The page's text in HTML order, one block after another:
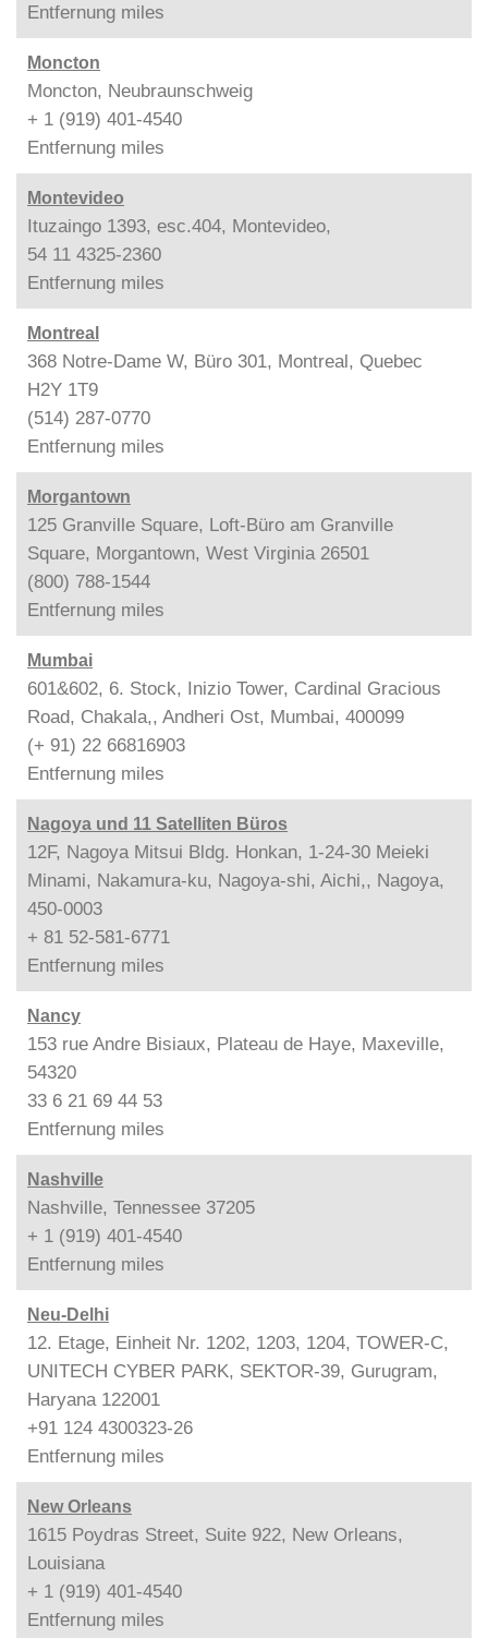
Entfernung miles
Moncton
Moncton, Neubraunschweig
+ 1 (919) 401-4540
Entfernung miles
Montevideo
Ituzaingo 1393, esc.404, Montevideo,
54 11 4325-2360
Entfernung miles
Montreal
368 Notre-Dame W, Büro 301, Montreal, Quebec
H2Y 1T9
(514) 287-0770
Entfernung miles
Morgantown
125 Granville Square, Loft-Büro am Granville
Square, Morgantown, West Virginia 26501
(800) 788-1544
Entfernung miles
Mumbai
601&602, 6. Stock, Inizio Tower, Cardinal Gracious
Road, Chakala,, Andheri Ost, Mumbai, 400099
(+ 91) 22 66816903
Entfernung miles
Nagoya und 11 Satelliten Büros
12F, Nagoya Mitsui Bldg. Honkan, 1-24-30 Meieki
Minami, Nakamura-ku, Nagoya-shi, Aichi,, Nagoya,
450-0003
+ 81 52-581-6771
Entfernung miles
Nancy
153 rue Andre Bisiaux, Plateau de Haye, Maxeville,
54320
33 6 21 69 44 53
Entfernung miles
Nashville
Nashville, Tennessee 37205
+ 1 (919) 401-4540
Entfernung miles
Neu-Delhi
12. Etage, Einheit Nr. 1202, 1203, 1204, TOWER-C,
UNITECH CYBER PARK, SEKTOR-39, Gurugram,
Haryana 122001
+91 124 4300323-26
Entfernung miles
New Orleans
1615 Poydras Street, Suite 922, New Orleans,
Louisiana
+ 1 (919) 401-4540
Entfernung miles